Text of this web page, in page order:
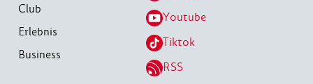
Club
Erlebnis
Business
Youtube
Tiktok
RSS